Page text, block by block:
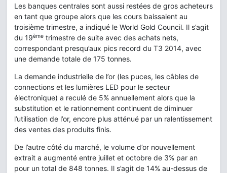
Les banques centrales sont aussi restées de gros acheteurs
en tant que groupe alors que les cours baissaient au
troisième trimestre, a indiqué le World Gold Council. Il s’agit
du 19ème trimestre de suite avec des achats nets,
correspondant presqu’aux pics record du T3 2014, avec
une demande totale de 175 tonnes.
La demande industrielle de l’or (les puces, les câbles de
connections et les lumières LED pour le secteur
électronique) a reculé de 5% annuellement alors que la
substitution et le rationnement continuent de diminuer
l’utilisation de l’or, encore plus atténué par un ralentissement
des ventes des produits finis.
De l’autre côté du marché, le volume d’or nouvellement
extrait a augmenté entre juillet et octobre de 3% par an
pour un total de 848 tonnes. Il s’agit de 14% au-dessus de